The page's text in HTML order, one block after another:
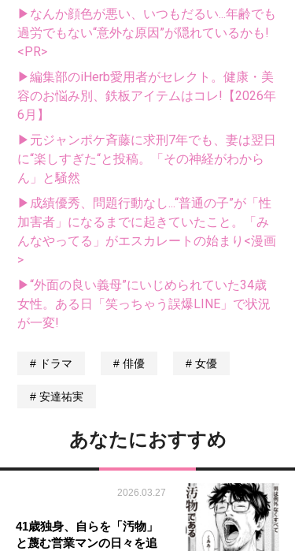
▶なんか顔色が悪い、いつもだるい...年齢でも
過労でもない“意外な原因”が隠れているかも!
<PR>
▶編集部のiHerb愛用者がセレクト。健康・美
容のお悩み別、鉄板アイテムはコレ!【2026年
6月】
▶元ジャンポケ斉藤に求刑7年でも、妻は翌日
に“楽しすぎた“と投稿。「その神経がわから
ん」と騒然
▶成績優秀、問題行動なし...“普通の子”が「性
加害者」になるまでに起きていたこと。「み
んなやってる」がエスカレートの始まり<漫画
>
▶“外面の良い義母”にいじめられていた34歳
女性。ある日「笑っちゃう誤爆LINE」で状況
が一変!
ドラマ 俳優 女優
安達祐実
あなたにおすすめ
2026.03.27
41歳独身、自らを「汚物」
と蔑む営業マンの日々を追